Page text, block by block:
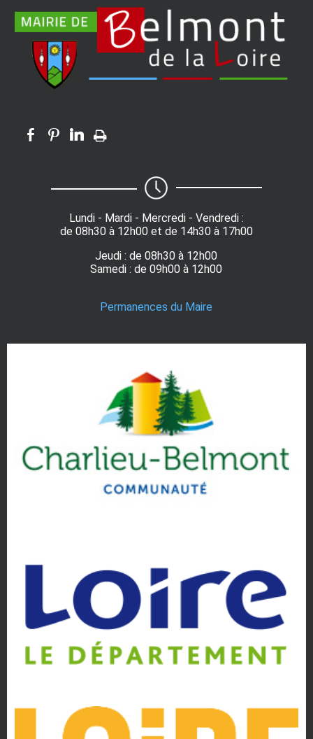
Lundi - Mardi - Mercredi - Vendredi :
de 08h30 à 12h00 et de 14h30 à 17h00
Jeudi : de 08h30 à 12h00
Samedi : de 09h00 à 12h00
Permanences du Maire